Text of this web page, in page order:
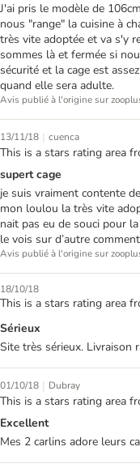
J'ai pris le modèle de
nous "range" la cuisine à
très vite adoptée et va s'y
sommes là et fermée si
sécurité et la cage est
quand elle sera adulte.
Avis publié à l'origine sur
13/11/18 | cuenca
This is a stars rating area
supert cage
je suis vraiment contente
mon loulou la très vite
nait pas eu de souci pour
le vois sur d’autre
Avis publié à l'origine sur
18/10/18
This is a stars rating area
Sérieux
Site très sérieux. Livraison
01/10/18 | Dubray
This is a stars rating area
Excellent
Mes 2 carlins adore leurs